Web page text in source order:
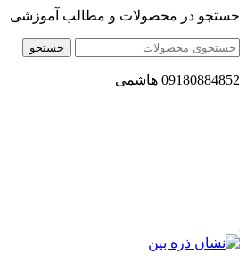
جستجو در محصولات و مطالب آموزشی
جستجو
09180884852 هاشمی